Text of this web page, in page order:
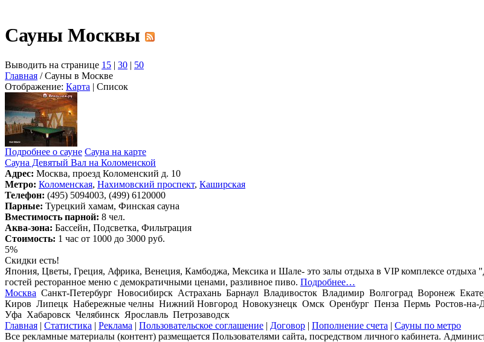
Сауны Москвы
Выводить на странице 15 | 30 | 50
Главная / Сауны в Москве
Отображение: Карта | Список
Подробнее о сауне Сауна на карте
Сауна Девятый Вал на Коломенской
Адрес: Москва, проезд Коломенский д. 10
Метро: Коломенская, Нахимовский проспект, Каширская
Телефон: (495) 5094003, (499) 6120000
Парные: Турецкий хамам, Финская сауна
Вместимость парной: 8 чел.
Аква-зона: Бассейн, Подсветка, Фильтрация
Стоимость: 1 час от 1000 до 3000 руб.
5%
Скидки есть!
Япония, Цветы, Греция, Африка, Венеция, Камбоджа, Мексика и Шале- это залы отдыха в VIP комплексе отдыха
гостей ресторанное меню с демократичными ценами, разливное пиво. Подробнее…
Москва Санкт-Петербург Новосибирск Астрахань Барнаул Владивосток Владимир Волгоград Воронеж
Киров Липецк Набережные челны Нижний Новгород Новокузнецк Омск Оренбург Пенза Пермь Ростов-на-
Уфа Хабаровск Челябинск Ярославль Петрозаводск
Главная | Статистика | Реклама | Пользовательское соглашение | Договор | Пополнение счета | Сауны по метро
Все рекламные материалы (контент) размещается Пользователями сайта, посредством личного кабинета.